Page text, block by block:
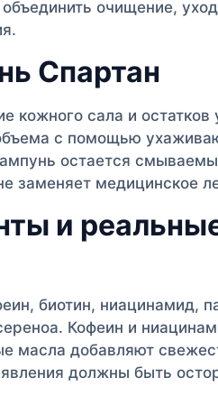
очищение,
Спартан
кожного сала и
с помощью
остается
заменяет медицинское
и
биотин, ниацинамид,
Кофеин и
масла добавляют
должны быть